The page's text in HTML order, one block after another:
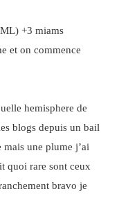
+3 miams
et on commence
hemisphere de
blogs depuis un bail
une plume j’ai
quoi rare sont ceux
bravo je